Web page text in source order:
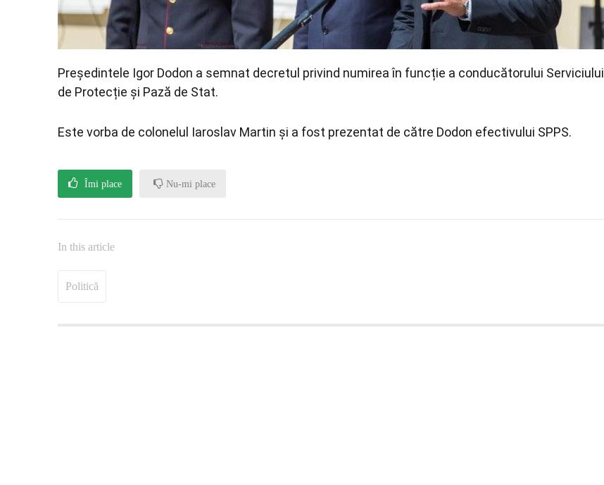
Președintele Igor Dodon a semnat decretul privind numirea în funcție a conducătorului Serviciului
de Protecție și Pază de Stat.
Este vorba de colonelul Iaroslav Martin și a fost prezentat de către Dodon efectivului SPPS.
Îmi place Nu-mi place
In this article
Politică